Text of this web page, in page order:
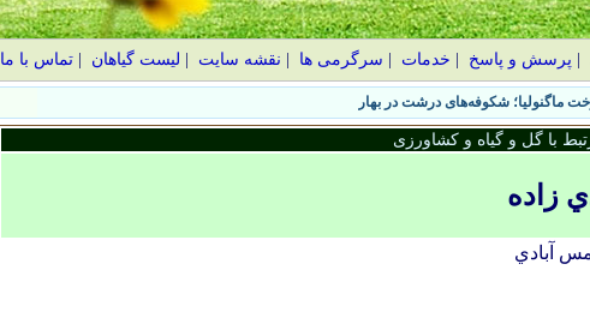
پرسش و پاسخ خدمات سرگرمی ها نقشه سایت لیست گیاهان |تماس با ما
ماگنولیا؛ شکوفه‌های درشت در بهار
با گل و گیاه و کشاورزی
زاده